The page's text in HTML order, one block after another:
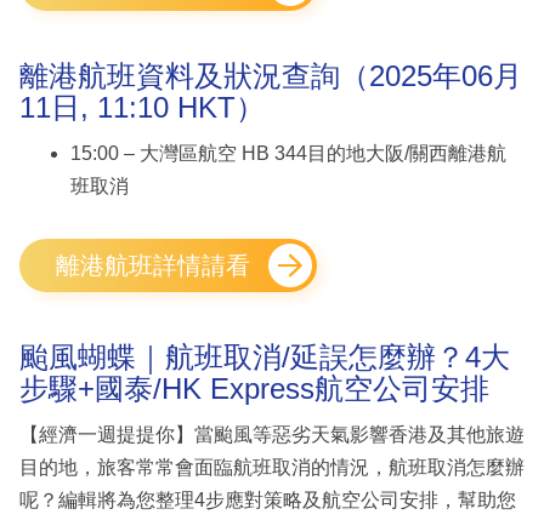
離港航班資料及狀況查詢（2025年06月
11日, 11:10 HKT）
15:00 – 大灣區航空 HB 344目的地大阪/關西離港航
班取消
離港航班詳情請看
颱風蝴蝶｜航班取消/延誤怎麼辦？4大
步驟+國泰/HK Express航空公司安排
【經濟一週提提你】當颱風等惡劣天氣影響香港及其他旅遊
目的地，旅客常常會面臨航班取消的情況，航班取消怎麼辦
呢？編輯將為您整理4步應對策略及航空公司安排，幫助您